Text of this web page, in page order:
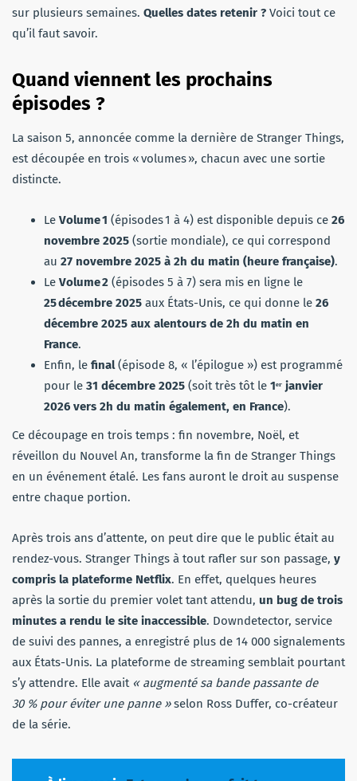
sur plusieurs semaines. Quelles dates retenir ? Voici tout ce
qu’il faut savoir.
Quand viennent les prochains
épisodes ?
La saison 5, annoncée comme la dernière de Stranger Things,
est découpée en trois « volumes », chacun avec une sortie
distincte.
Le Volume 1 (épisodes 1 à 4) est disponible depuis ce 26
novembre 2025 (sortie mondiale), ce qui correspond
au 27 novembre 2025 à 2h du matin (heure française).
Le Volume 2 (épisodes 5 à 7) sera mis en ligne le
25 décembre 2025 aux États-Unis, ce qui donne le 26
décembre 2025 aux alentours de 2h du matin en
France.
Enfin, le final(épisode 8, « l’épilogue ») est programmé
pour le 31 décembre 2025 (soit très tôt le 1ᵉʳ janvier
2026 vers 2h du matin également, en France).
Ce découpage en trois temps : fin novembre, Noël, et
réveillon du Nouvel An, transforme la fin de Stranger Things
en un événement étalé. Les fans auront le droit au suspense
entre chaque portion.
Après trois ans d’attente, on peut dire que le public était au
rendez-vous. Stranger Things à tout rafler sur son passage, y
compris la plateforme Netflix. En effet, quelques heures
après la sortie du premier volet tant attendu, un bug de trois
minutes a rendu le site inaccessible. Downdetector, service
de suivi des pannes, a enregistré plus de 14 000 signalements
aux États-Unis. La plateforme de streaming semblait pourtant
s’y attendre. Elle avait « augmenté sa bande passante de
30 % pour éviter une panne »selon Ross Duffer, co-créateur
de la série.